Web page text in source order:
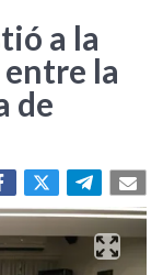
a la
la
de